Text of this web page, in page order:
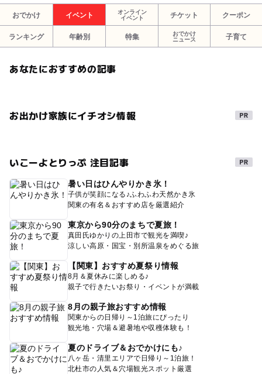
おでかけ イベント
オンライン
イベント
チケット クーポン
ランキング 年齢別 特集
おでかけ
ニュース
子育て
あなたにおすすめの記事
お出かけ家族にイチオシ情報
いこーよとりっぷ 注目記事
暑い日はひんやりかき氷！
子供が笑顔になる♪ふわふわ天然かき氷
関東の有名＆おすすめ店を厳選紹介
東京から90分のまちで夏旅！
真田氏ゆかりの上田市で観光を満喫♪
涼しい高原・国宝・別所温泉をめぐる旅
【関東】おすすめ夏祭り情報
8月＆夏休みに楽しめる♪
親子で行きたいお祭り・イベントが満載
8月の親子旅おすすめ情報
関東からの日帰り～1泊旅にぴったり
観光地・穴場＆避暑地や収穫体験も！
夏のドライブ＆おでかけにも♪
八ヶ岳・清里エリアで日帰り～1泊旅！
北杜市の人気＆穴場観光スポット厳選